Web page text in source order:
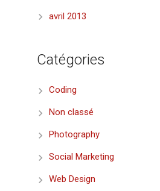
avril 2013
Catégories
Coding
Non classé
Photography
Social Marketing
Web Design